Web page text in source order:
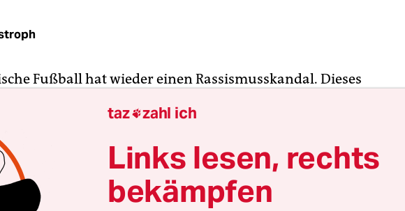
Fußball hat wieder einen Rassismusskandal. Dieses
zeigten letzte Woche die Spieler des Amateurvereins
Zivilcourage.
nimmt an einer Freizeitliga im italienischen Forlì unter
UISP teil, der Vereinigung „Sport für alle“. Letzte Woche
taz zahl ich
Links lesen, rechts
bekämpfen